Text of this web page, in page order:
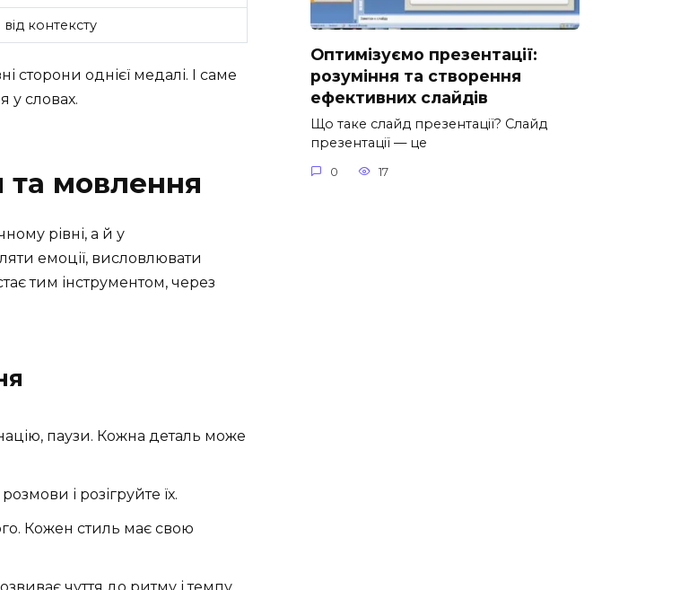
контексту
сторони однієї медалі. І саме
у словах.
та мовлення
рівні, а й у
емоції, висловлювати
тим інструментом, через
паузи. Кожна деталь може
і розігруйте їх.
Кожен стиль має свою
Оптимізуємо презентації:
розуміння та створення
ефективних слайдів
Що таке слайд презентації? Слайд
презентації — це
0 17